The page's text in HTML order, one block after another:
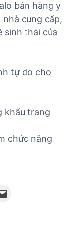
bán hàng y
nhà cung cấp,
sinh thái của
tự do cho
khẩu trang
chức năng